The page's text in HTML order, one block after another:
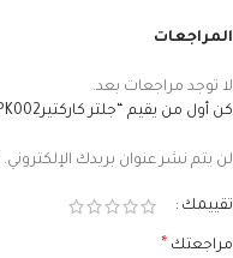
المراجعات
لا توجد مراجعات بعد.
كن أول من يقيم “جلتر كاركتيرCharacter Sparkles Glitter. SPK002”
لن يتم نشر عنوان بريدك الإلكتروني.
تقييمك
مراجعتك *